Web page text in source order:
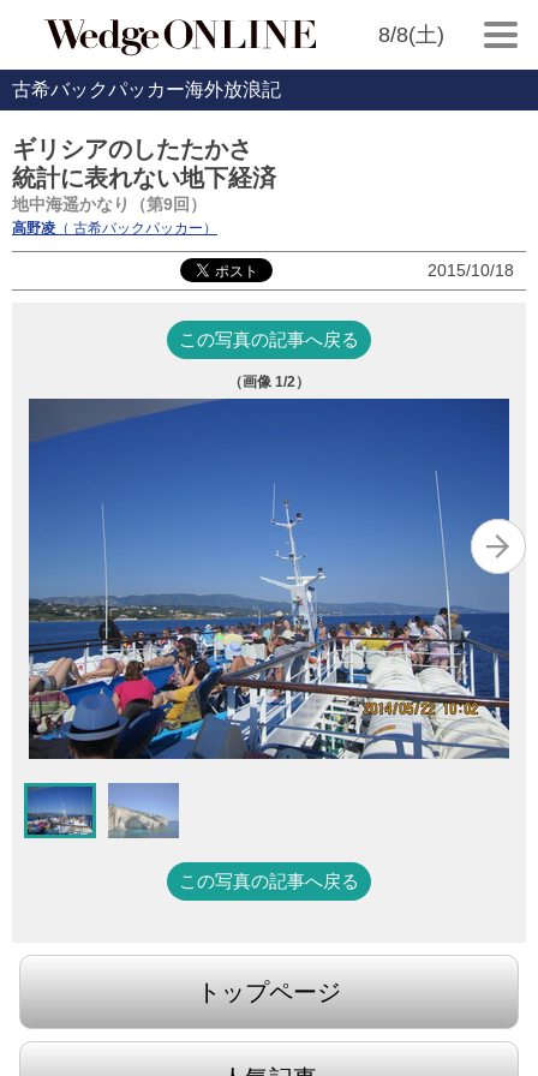
8/8(土)
古希バックパッカー海外放浪記
ギリシアのしたたかさ
統計に表れない地下経済
地中海遥かなり（第9回）
高野凌 （ 古希バックパッカー）
2015/10/18
この写真の記事へ戻る
（画像 1/2）
この写真の記事へ戻る
トップページ